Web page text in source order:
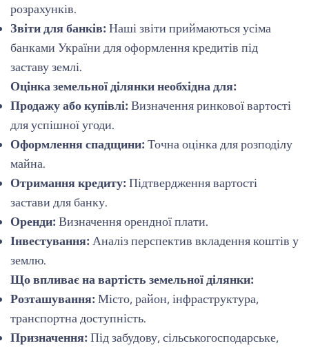
розрахунків.
Звіти для банків: Наші звіти приймаються усіма
банками України для оформлення кредитів під
заставу землі.
Оцінка земельної ділянки необхідна для:
Продажу або купівлі: Визначення ринкової вартості
для успішної угоди.
Оформлення спадщини: Точна оцінка для розподілу
майна.
Отримання кредиту: Підтвердження вартості
застави для банку.
Оренди: Визначення орендної плати.
Інвестування: Аналіз перспектив вкладення коштів у
землю.
Що впливає на вартість земельної ділянки:
Розташування: Місто, район, інфраструктура,
транспортна доступність.
Призначення: Під забудову, сільськогосподарське,